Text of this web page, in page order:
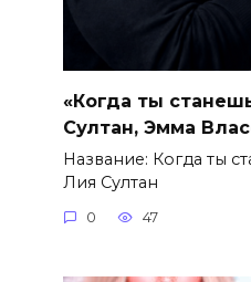
«Когда ты
Султан, Эмма
Название: Когда ты
Лия Султан
0 47